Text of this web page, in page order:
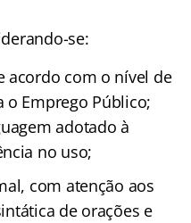
se:
acordo com o nível de
Emprego Público;
adotado à
no uso;
com atenção aos
de orações e